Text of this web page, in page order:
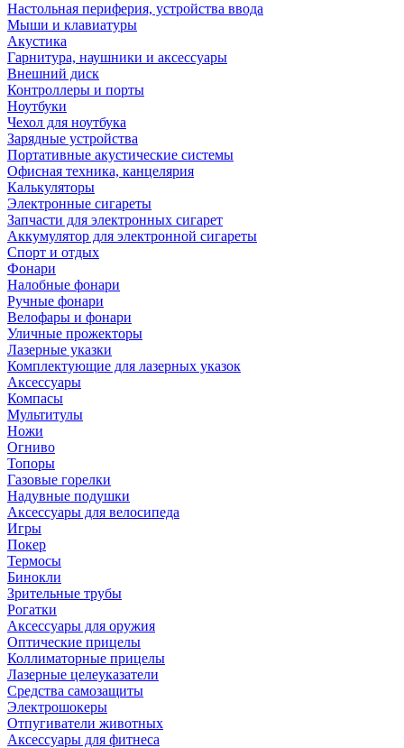
Настольная периферия, устройства ввода
Мыши и клавиатуры
Акустика
Гарнитура, наушники и аксессуары
Внешний диск
Контроллеры и порты
Ноутбуки
Чехол для ноутбука
Зарядные устройства
Портативные акустические системы
Офисная техника, канцелярия
Калькуляторы
Электронные сигареты
Запчасти для электронных сигарет
Аккумулятор для электронной сигареты
Спорт и отдых
Фонари
Налобные фонари
Ручные фонари
Велофары и фонари
Уличные прожекторы
Лазерные указки
Комплектующие для лазерных указок
Аксессуары
Компасы
Мультитулы
Ножи
Огниво
Топоры
Газовые горелки
Надувные подушки
Аксессуары для велосипеда
Игры
Покер
Термосы
Бинокли
Зрительные трубы
Рогатки
Аксессуары для оружия
Оптические прицелы
Коллиматорные прицелы
Лазерные целеуказатели
Средства самозащиты
Электрошокеры
Отпугиватели животных
Аксессуары для фитнеса